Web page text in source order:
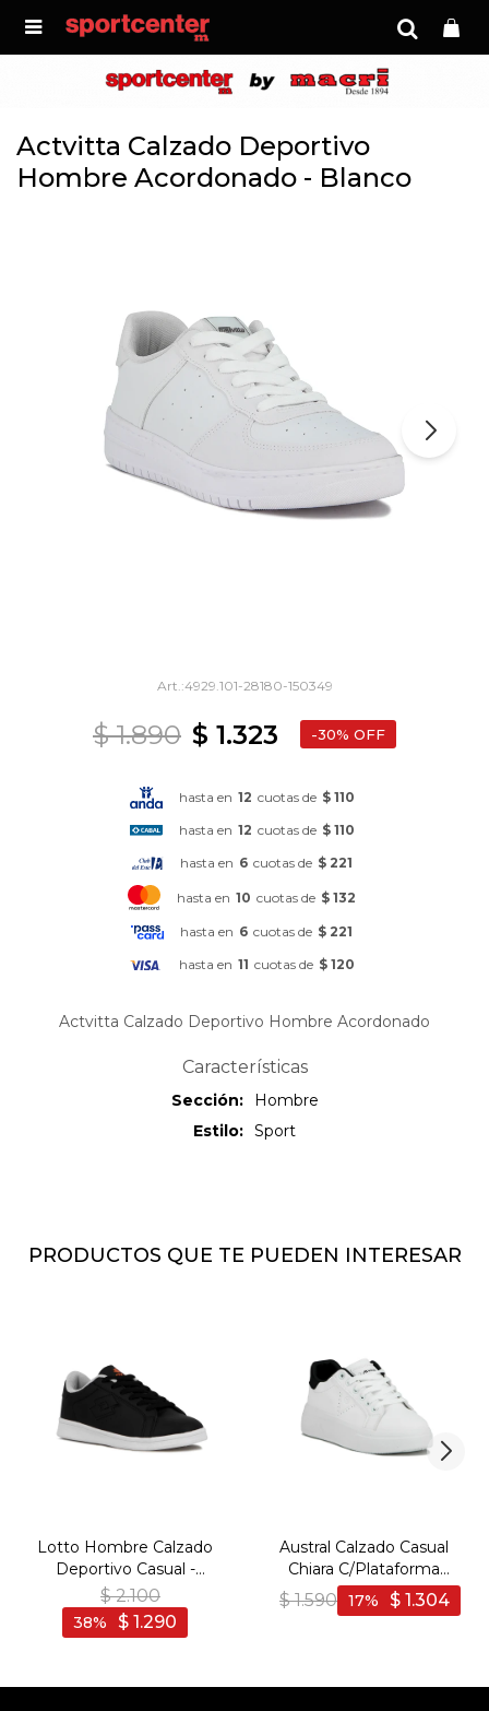

Actvitta Calzado Deportivo
Hombre Acordonado - Blanco
4929.101-28180-150349
$ 1.323
$ 1.890 30
hasta en 12 cuotas de $ 110
hasta en 12 cuotas de $ 110
hasta en 6 cuotas de $ 221
hasta en 10 cuotas de $ 132
hasta en 6 cuotas de $ 221
hasta en 11 cuotas de $ 120
Actvitta Calzado Deportivo Hombre Acordonado
Características
Sección
Hombre
Estilo
Sport
PRODUCTOS QUE TE PUEDEN INTERESAR
Lotto Hombre Calzado
Deportivo Casual -
Black/Grey - Negro-Gris
$ 2.100
$ 1.290
38
Austral Calzado Casual
Chiara C/Plataforma
Acordonado - Blanco -
Blanco
$ 1.590 $ 1.304
17